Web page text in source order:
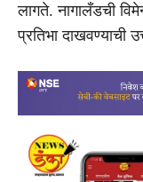
लागते. नागालँडची
प्रतिभा